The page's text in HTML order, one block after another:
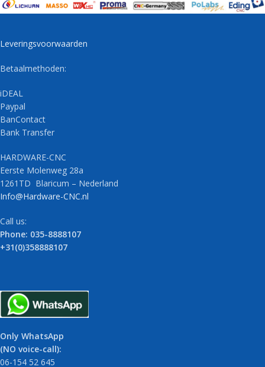
Leveringsvoorwaarden
Betaalmethoden:
iDEAL
Paypal
BanContact
Bank Transfer
HARDWARE-CNC
Eerste Molenweg 28a
1261TD Blaricum – Nederland
Info@Hardware-CNC.nl
Call us:
Phone: 035-8888107
+31(0)358888107
Only WhatsApp
(NO voice-call):
06-154 52 645